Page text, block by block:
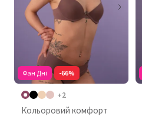
Фан Дні -66%
+2
Кольоровий комфорт